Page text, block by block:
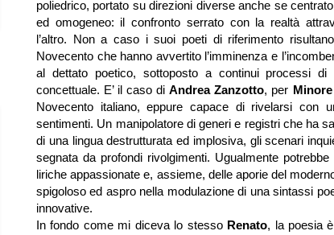
poliedrico, portato su direzioni diverse anche se
ed omogeneo: il confronto serrato con la realtà
l’altro. Non a caso i suoi poeti di riferimento
Novecento che hanno avvertito l’imminenza e
al dettato poetico, sottoposto a continui processi di
concettuale. E’ il caso diAndrea Zanzotto, per Minore
Novecento italiano, eppure capace di rivelarsi con
sentimenti. Un manipolatore di generi e registri che ha
di una lingua destrutturata ed implosiva, gli scenari
segnata da profondi rivolgimenti. Ugualmente
liriche appassionate e, assieme, delle aporie del
spigoloso ed aspro nella modulazione di una sintassi
innovative.
In fondo come mi diceva lo stesso Renato, la poesia